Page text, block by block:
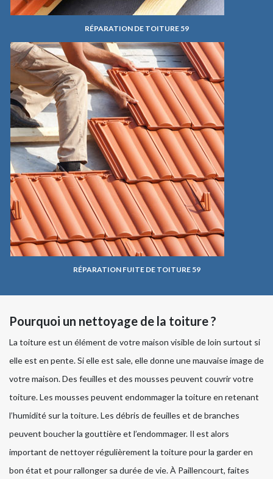
RÉPARATION DE TOITURE 59
RÉPARATION FUITE DE TOITURE 59
Pourquoi un nettoyage de la toiture ?
La toiture est un élément de votre maison visible de loin surtout si
elle est en pente. Si elle est sale, elle donne une mauvaise image de
votre maison. Des feuilles et des mousses peuvent couvrir votre
toiture. Les mousses peuvent endommager la toiture en retenant
l’humidité sur la toiture. Les débris de feuilles et de branches
peuvent boucher la gouttière et l’endommager. Il est alors
important de nettoyer régulièrement la toiture pour la garder en
bon état et pour rallonger sa durée de vie. À Paillencourt, faites